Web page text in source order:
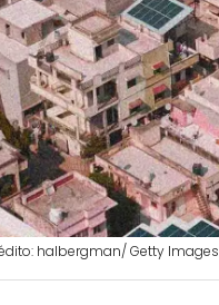
halbergman/ Getty Images